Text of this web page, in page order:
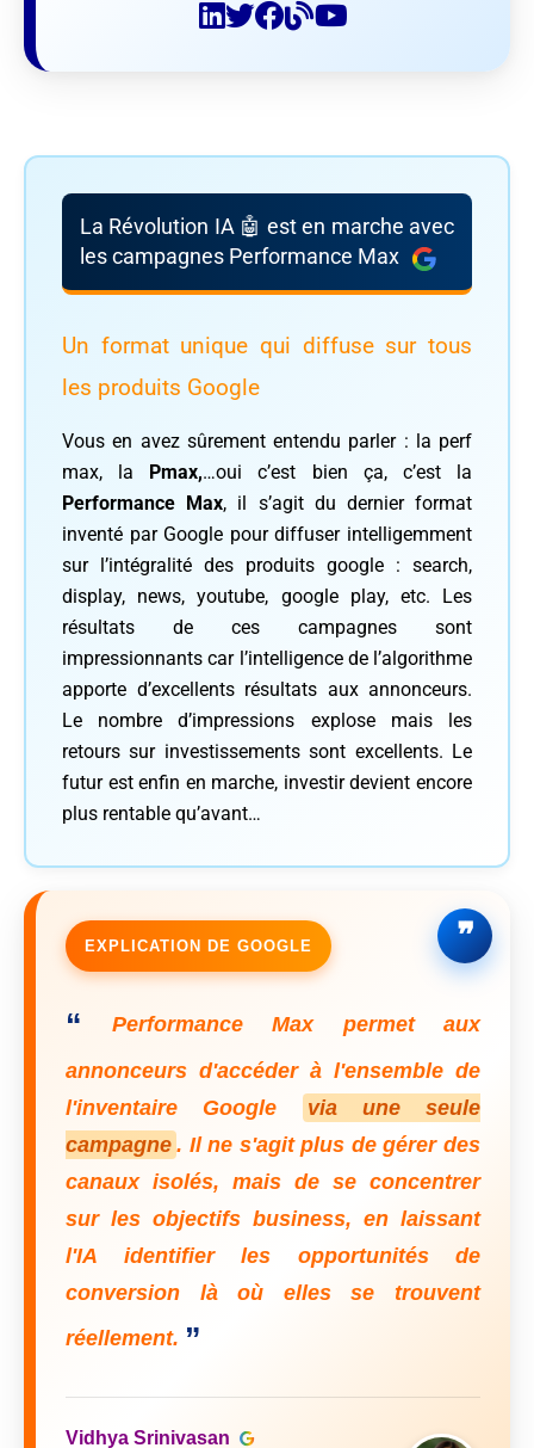
La Révolution IA 🤖 est en marche avec
les campagnes Performance Max
Un format unique qui diffuse sur tous
les produits Google
Vous en avez sûrement entendu parler : la perf
max, la Pmax,…oui c’est bien ça, c’est la
Performance Max, il s’agit du dernier format
inventé par Google pour diffuser intelligemment
sur l’intégralité des produits google : search,
display, news, youtube, google play, etc. Les
résultats de ces campagnes sont
impressionnants car l’intelligence de l’algorithme
apporte d’excellents résultats aux annonceurs.
Le nombre d’impressions explose mais les
retours sur investissements sont excellents. Le
futur est enfin en marche, investir devient encore
plus rentable qu’avant…
EXPLICATION DE GOOGLE
“ Performance Max permet aux
annonceurs d'accéder à l'ensemble de
l'inventaire Google
via une seule
campagne . Il ne s'agit plus de gérer des
canaux isolés, mais de se concentrer
sur les objectifs business, en laissant
l'IA identifier les opportunités de
conversion là où elles se trouvent
réellement. ”
Vidhya Srinivasan